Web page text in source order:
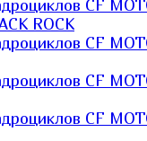
CF
ROCK
CF
CF
CF